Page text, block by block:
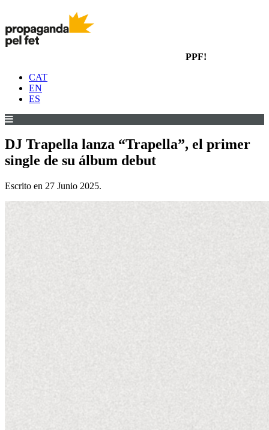
PPF!
CAT
EN
ES
DJ Trapella lanza “Trapella”, el primer
single de su álbum debut
Escrito en 27 Junio 2025.